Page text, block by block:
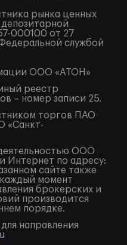
рынка ценных
000100 от 27
службой
ООО «АТОН»
реестр
– номер записи 25.
торгов ПАО
«Санкт-
ООО
Интернет по адресу:
сайте также
момент
брокерских и
производится
порядке.
направления